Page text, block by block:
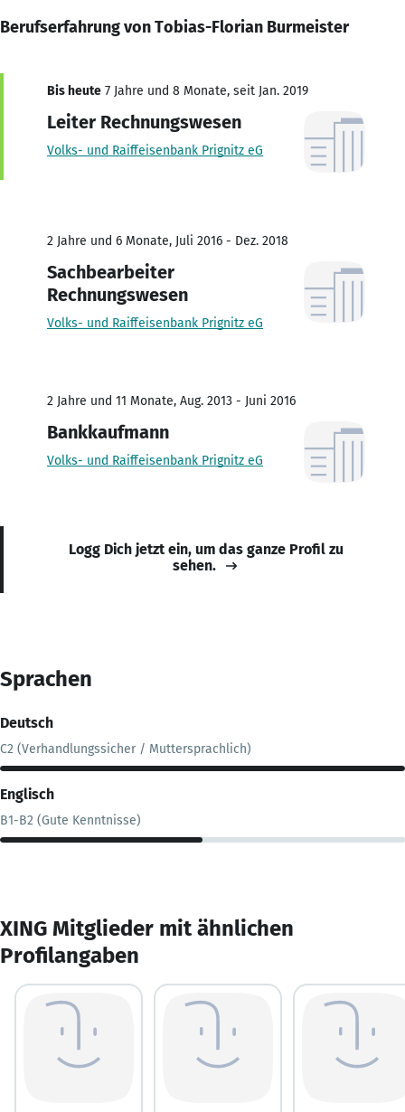
Berufserfahrung von Tobias-Florian Burmeister
Bis heute 7 Jahre und 8 Monate, seit Jan. 2019
Leiter Rechnungswesen
Volks- und Raiffeisenbank Prignitz eG
2 Jahre und 6 Monate, Juli 2016 - Dez. 2018
Sachbearbeiter
Rechnungswesen
Volks- und Raiffeisenbank Prignitz eG
2 Jahre und 11 Monate, Aug. 2013 - Juni 2016
Bankkaufmann
Volks- und Raiffeisenbank Prignitz eG
Logg Dich jetzt ein, um das ganze Profil zu
sehen.
Sprachen
Deutsch
C2 (Verhandlungssicher / Muttersprachlich)
Englisch
B1-B2 (Gute Kenntnisse)
XING Mitglieder mit ähnlichen
Profilangaben